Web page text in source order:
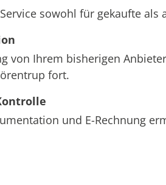
sowohl für gekaufte
von Ihrem bisherigen
fort.
und E-Rechnung